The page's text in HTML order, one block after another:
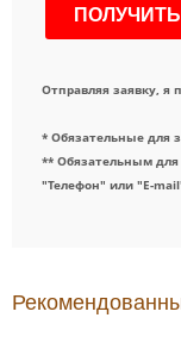
Отправляя заявку, я
* Обязательные для
** Обязательным для
"Телефон" или "E-